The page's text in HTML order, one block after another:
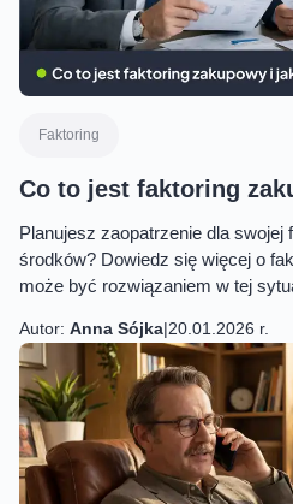
Faktoring
Co to jest faktoring
Planujesz zaopatrzenie dla swojej
środków? Dowiedz się więcej o
może być rozwiązaniem w tej
Autor: Anna Sójka|20.01.2026 r.